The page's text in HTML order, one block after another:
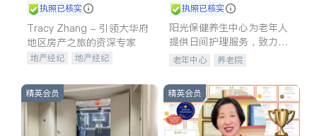
执照已核实
Tracy Zhang - 引领大华府
地区房产之旅的资深专家
地产经纪
地产经纪
商铺租售
开发商建商
执照已核实
阳光保健养生中心为老年人
提供日间护理服务，致力于
通过持续的护理创新来有效
老年中心 养老院
精英会员 精英会员